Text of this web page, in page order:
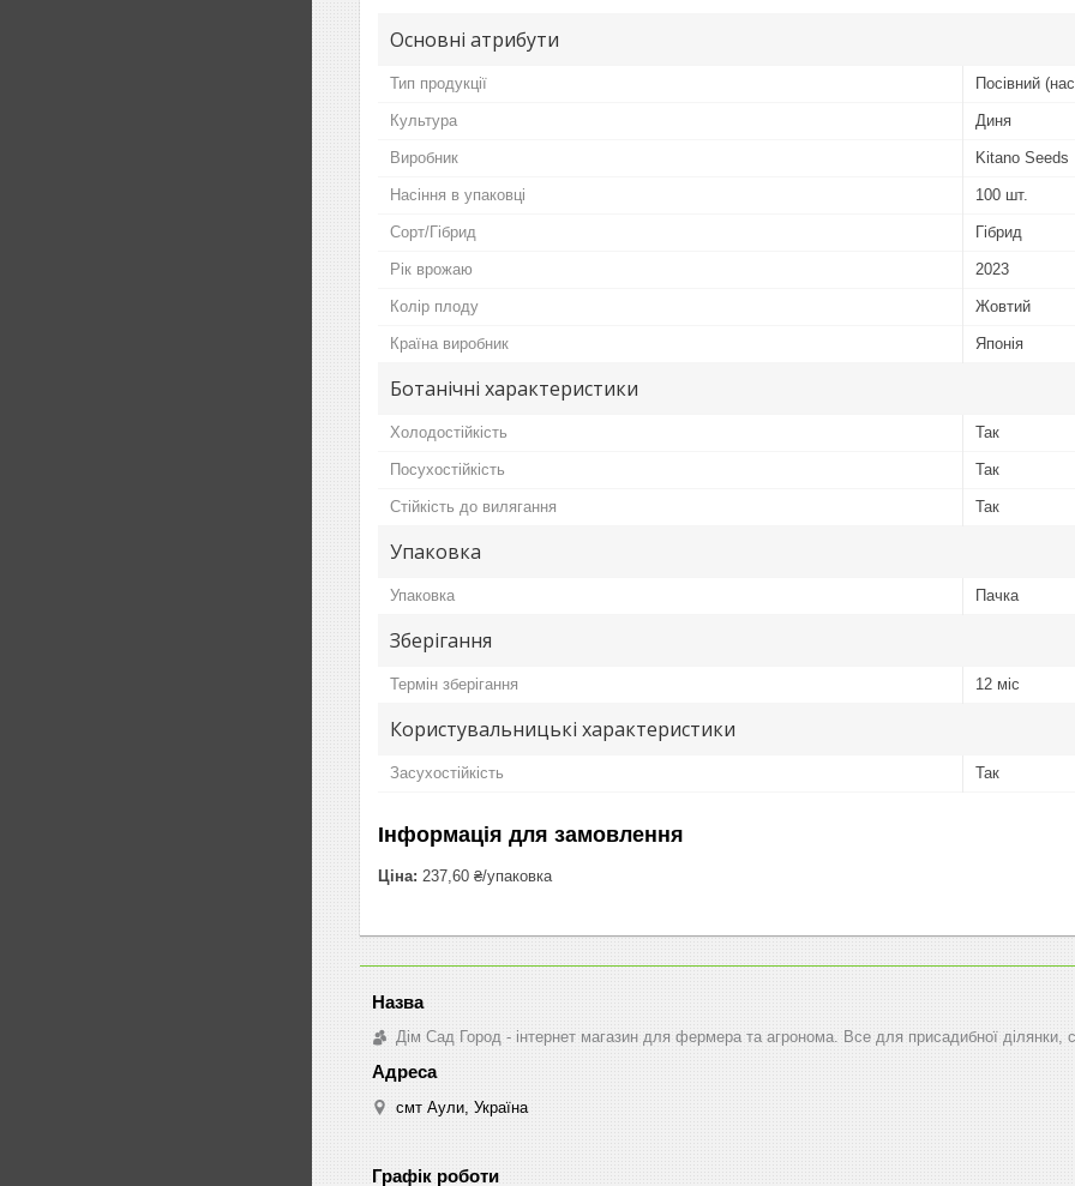
Основні атрибути
Тип продукції Посівний
Культура Диня
Виробник Kitano Seeds
Насіння в упаковці 100 шт.
Сорт/Гібрид Гібрид
Рік врожаю 2023
Колір плоду Жовтий
Країна виробник Японія
Ботанічні характеристики
Холодостійкість Так
Посухостійкість Так
Стійкість до вилягання Так
Упаковка
Упаковка Пачка
Зберігання
Термін зберігання 12 міс
Користувальницькі характеристики
Засухостійкість Так
Інформація для замовлення
Ціна: 237,60 ₴/упаковка
Дім Сад Город - інтернет магазин для фермера та агронома. Все для присадибної ділянки,
смт Аули, Україна
Графік роботи